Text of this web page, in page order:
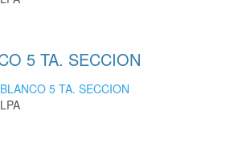
5 TA. SECCION
5 TA. SECCION